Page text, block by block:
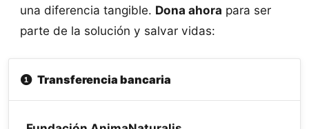
una diferencia tangible. Dona ahora para ser
parte de la solución y salvar vidas:
Transferencia bancaria